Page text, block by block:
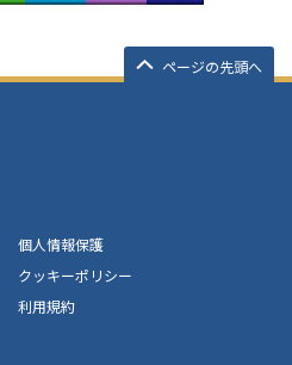
ページの先頭へ
個人情報保護
クッキーポリシー
利用規約